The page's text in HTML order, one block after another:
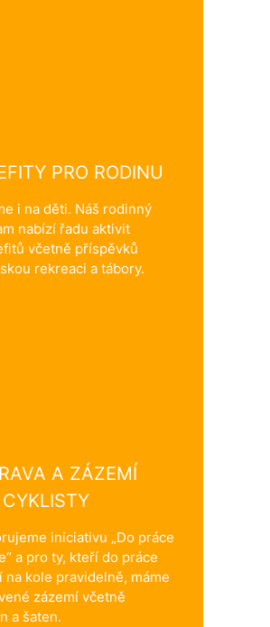
PRO RODINU
i na děti. Náš rodinný
nabízí řadu aktivit
včetně příspěvků
rekreaci a tábory.
A ZÁZEMÍ
iniciativu „Do práce
a pro ty, kteří do práce
na kole pravidelně, máme
zázemí včetně
a šaten.